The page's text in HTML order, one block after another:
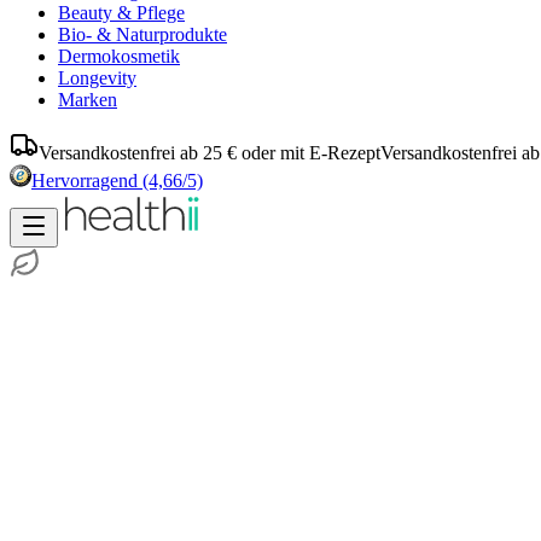
Beauty & Pflege
Bio- & Naturprodukte
Dermokosmetik
Longevity
Marken
Versandkostenfrei ab 25 € oder mit E-RezeptVersandkostenfrei
Hervorragend (4,66/5)